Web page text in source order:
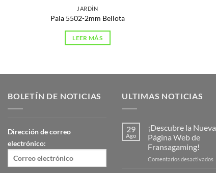
JARDÍN
Pala 5502-2mm Bellota
LEER MÁS
BOLETÍN DE NOTICIAS
Dirección de correo
electrónico:
ULTIMAS NOTICIAS
29
Ago
¡Descubre la Nueva
Página Web de
Fransagaming!
Comentarios desactivados